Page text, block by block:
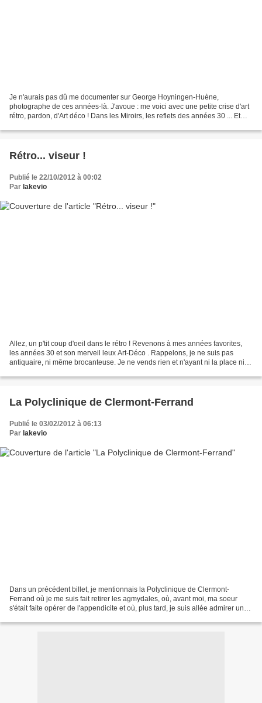
Je n'aurais pas dû me documenter sur George Hoyningen-Huène,
photographe de ces années-là. J'avoue : me voici avec une petite crise d'art
rétro, pardon, d'Art déco ! Dans les Miroirs, les reflets des années 30 ... Et
Rétro... viseur !
Publié le 22/10/2012 à 00:02
Par lakevio
Allez, un p'tit coup d'oeil dans le rétro ! Revenons à mes années favorites,
les années 30 et son merveil leux Art-Déco . Rappelons, je ne suis pas
antiquaire, ni même brocanteuse. Je ne vends rien et n'ayant ni la place ni la
La Polyclinique de Clermont-Ferrand
Publié le 03/02/2012 à 06:13
Par lakevio
Dans un précédent billet, je mentionnais la Polyclinique de Clermont-
Ferrand où je me suis fait retirer les agmydales, où, avant moi, ma soeur
s'était faite opérer de l'appendicite et où, plus tard, je suis allée admirer un